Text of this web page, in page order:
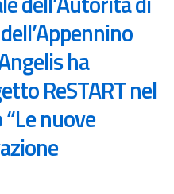
ha
ReSTART nel
nuove